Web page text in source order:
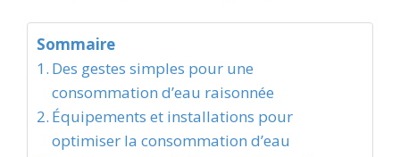
Sommaire
Des gestes simples pour une
consommation d’eau raisonnée
Équipements et installations pour
optimiser la consommation d’eau